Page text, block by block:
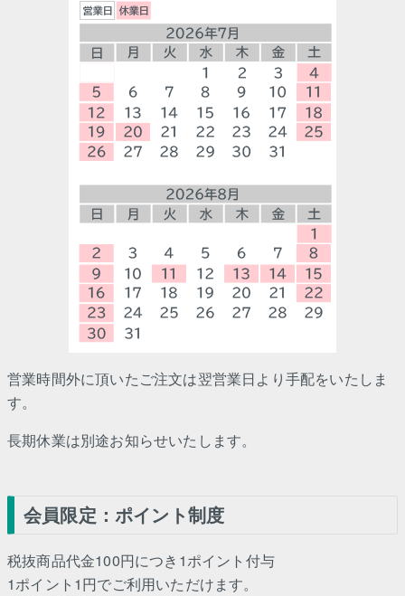
営業時間外に頂いたご注文は翌営業日より手配をいたしま
す。
長期休業は別途お知らせいたします。
会員限定：ポイント制度
税抜商品代金100円につき1ポイント付与
1ポイント1円でご利用いただけます。